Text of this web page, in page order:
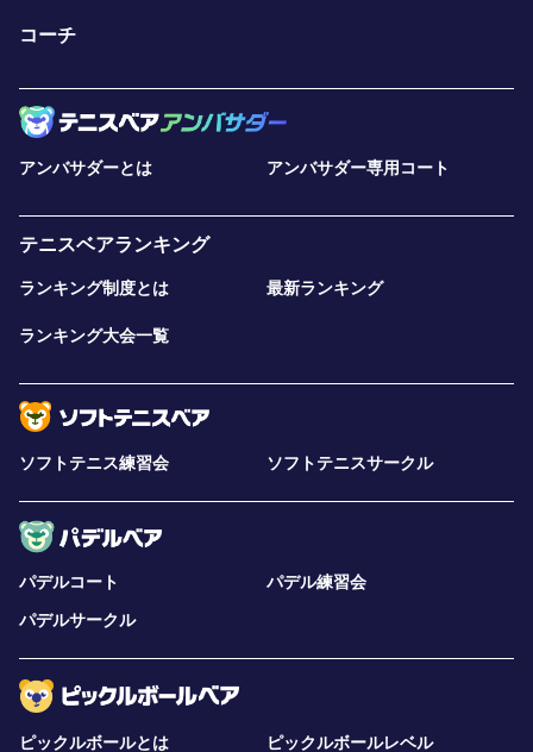
コーチ
アンバサダーとは アンバサダー専用コート
テニスベアランキング
ランキング制度とは 最新ランキング
ランキング大会一覧
ソフトテニス練習会 ソフトテニスサークル
パデルコート
パデル練習会
パデルサークル
ピックルボールとは
ピックルボールレベル